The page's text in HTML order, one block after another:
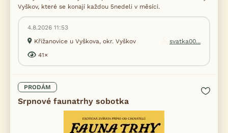
Vyškov, které se konají každou 5nedeli v měsíci.
4.8.2026 11:53
Křižanovice u Vyškova, okr. Vyškov
svatka00...
41×
PRODÁM
Srpnové faunatrhy sobotka